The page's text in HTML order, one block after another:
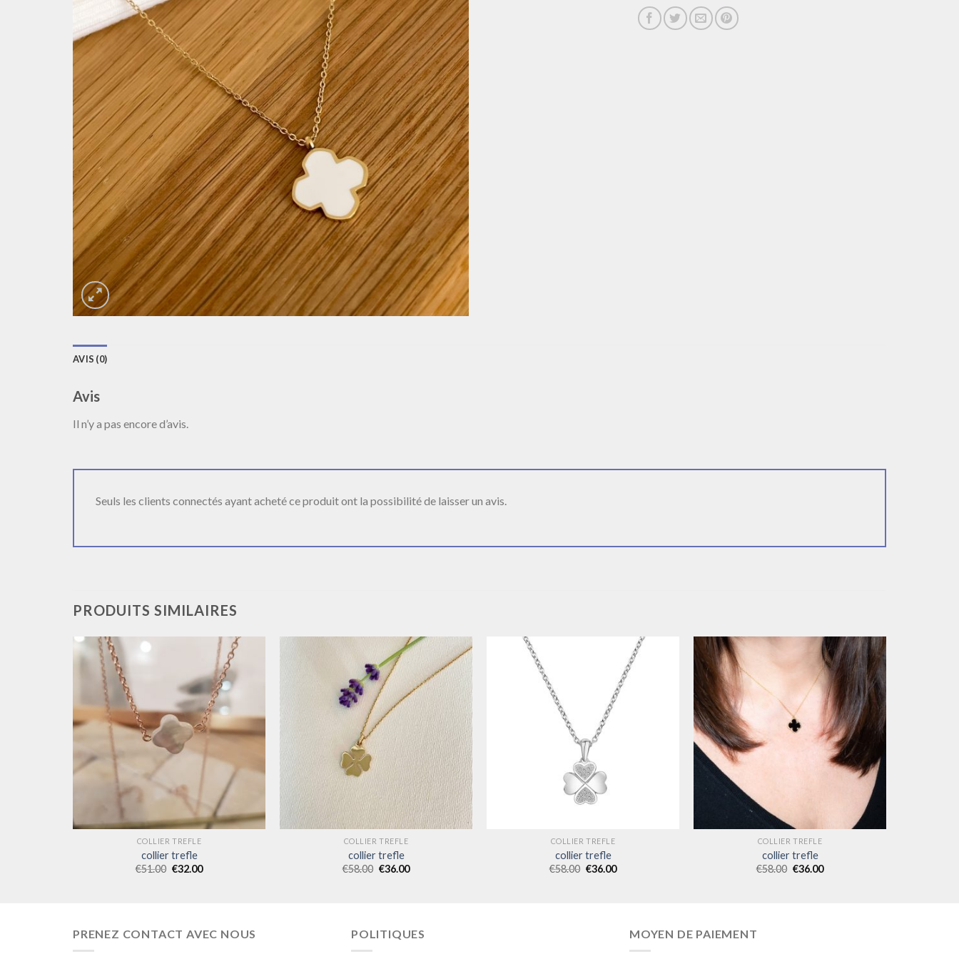
AVIS (0)
Avis
Il n’y a pas encore d’avis.
Seuls les clients connectés ayant acheté ce produit ont la possibilité de laisser un avis.
PRODUITS SIMILAIRES
COLLIER TREFLE
collier trefle
€51.00 €32.00
COLLIER TREFLE
collier trefle
€58.00 €36.00
COLLIER TREFLE
collier trefle
€58.00 €36.00
COLLIER TREFLE
collier trefle
€58.00 €36.00
PRENEZ CONTACT AVEC NOUS POLITIQUES MOYEN DE PAIEMENT